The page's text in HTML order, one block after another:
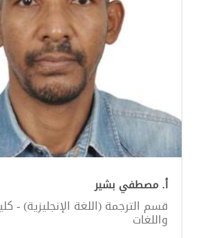
أ. مصطفي بشير
قسم الترجمة (اللغة الإنجليزية) -
واللغات